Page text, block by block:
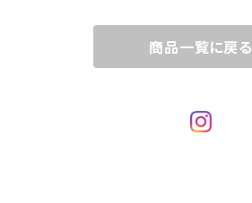
商品一覧に戻る